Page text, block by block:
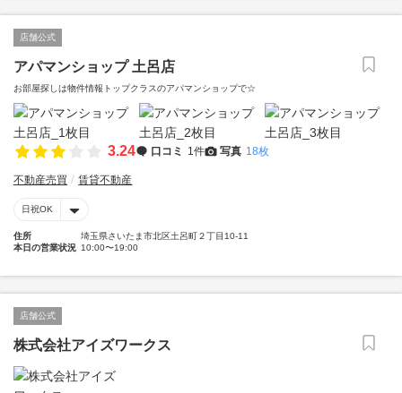
店舗公式
アパマンショップ 土呂店
お部屋探しは物件情報トップクラスのアパマンショップで☆
3.24 口コミ 1件 写真 18枚
不動産売買 賃貸不動産
日祝OK
住所
埼玉県さいたま市北区土呂町２丁目10-11
本日の営業状況 10:00〜19:00
店舗公式
株式会社アイズワークス